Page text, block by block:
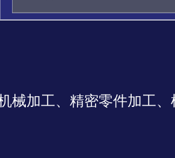
械加工、精密零件加工